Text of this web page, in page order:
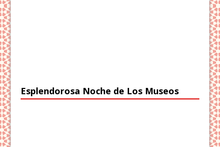
Esplendorosa Noche de Los Museos